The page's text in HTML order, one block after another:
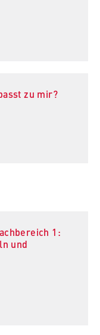
zu mir?
1:
und